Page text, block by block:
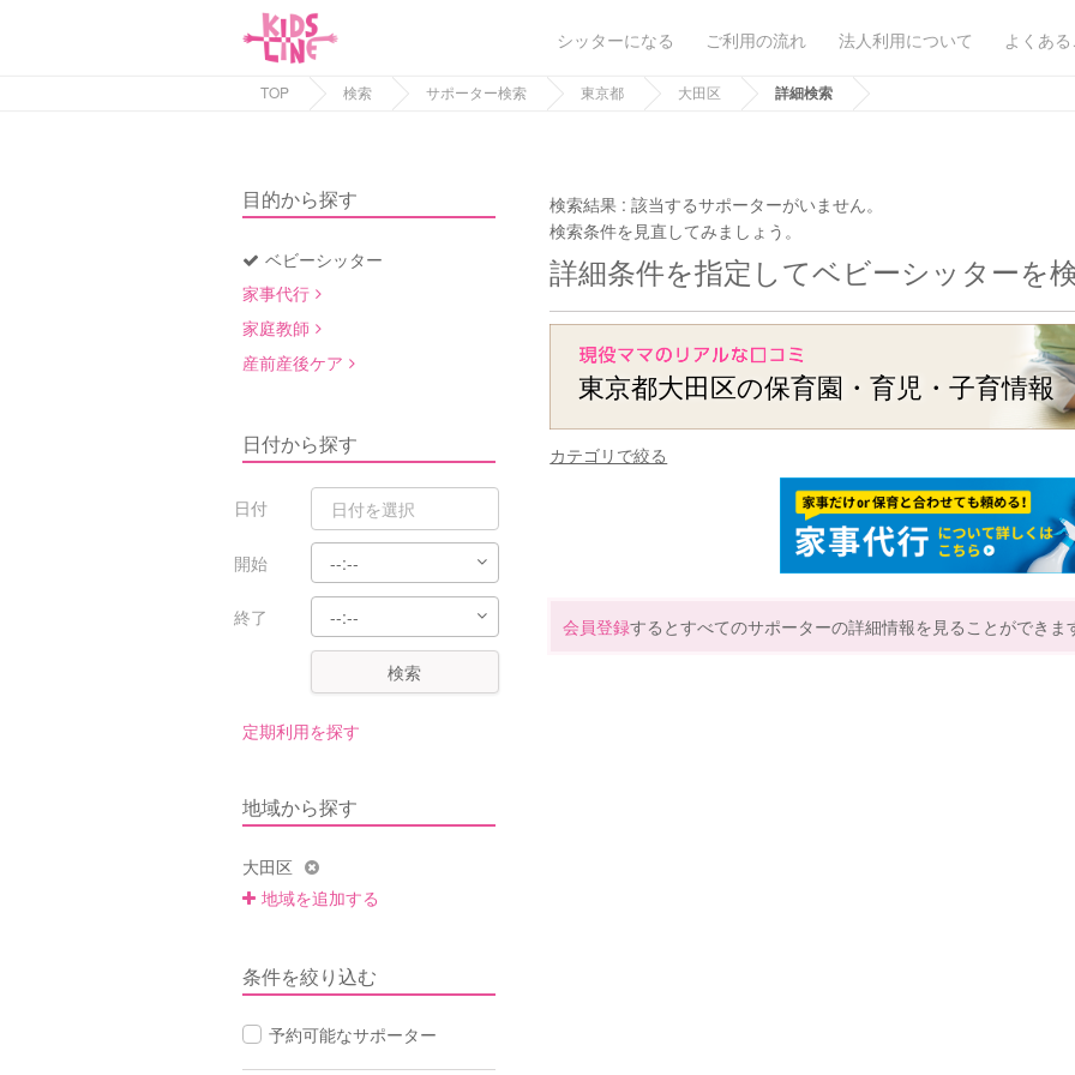
シッターになる ご利用の流れ 法人利用について よくあ
TOP 検索 サポーター検索 東京都 大田区 詳細検索
目的から探す
ベビーシッター
家事代行
家庭教師
産前産後ケア
日付から探す
日付
開始
終了
検索
定期利用を探す
地域から探す
大田区
地域を追加する
条件を絞り込む
予約可能なサポーター
検索結果 :該当するサポーターがいません。
検索条件を見直してみましょう。
詳細条件を指定してベビーシッターを
東京都大田区の保育園・育児・子育情報
カテゴリで絞る
会員登録するとすべてのサポーターの詳細情報を見ることができま